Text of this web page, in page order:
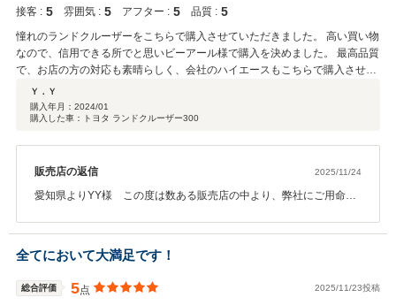
接客 : 5 雰囲気 : 5 アフター : 5 品質 : 5
憧れのランドクルーザーをこちらで購入させていただきました。 高い買い物
なので、信用できる所でと思いビーアール様で購入を決めました。 最高品質
で、お店の方の対応も素晴らしく、会社のハイエースもこちらで購入させて
いただきました。 今後ともよろしくお願いいたします。
Ｙ．Ｙ
購入年月： 2024/01
購入した車：トヨタ ランドクルーザー300
販売店の返信 2025/11/24
愛知県よりYY様 この度は数ある販売店の中より、弊社にご用命い
ご購入頂きました。今後も万全のサポートに尽力致します。改めま
して誠に有難う御座います。末永く宜しくお願い申し上げます。
全てにおいて大満足です！
総合評価 5点 2025/11/23投稿